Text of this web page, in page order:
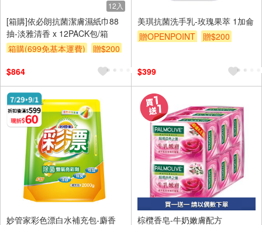
12入
[箱購]依必朗抗菌潔膚濕紙巾88
抽-淡雅清香 x 12PACK包/箱
箱購(699免基本運費)
贈$200
$864
美琪抗菌洗手乳-玫瑰果萃 1加侖
贈OPENPOINT
贈$200
$399
妙管家彩色漂白水補充包-麝香
棕欖香皂-牛奶嫩膚配方